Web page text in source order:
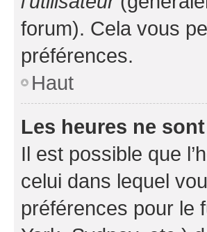
forum). Cela vous
préférences.
Haut
Les heures ne
Il est possible que
celui dans lequel
préférences pour le